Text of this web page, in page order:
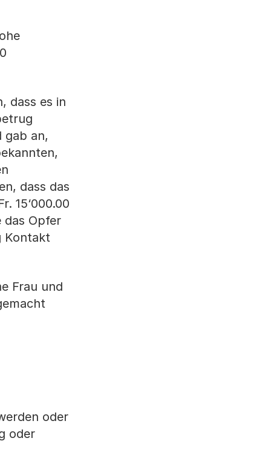
dass es in
gab an,
dass das
15‘000.00
das Opfer
Kontakt
Frau und
oder
oder